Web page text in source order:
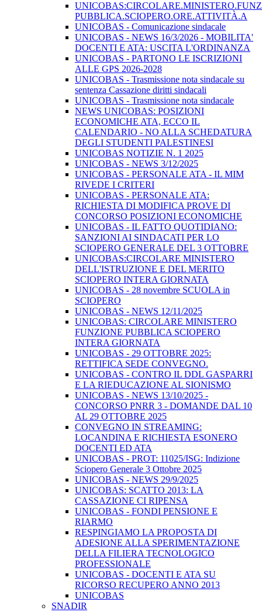
PUBBLICA.SCIOPERO.ORE.ATTIVITÀ.A
UNICOBAS - Comunicazione sindacale
UNICOBAS - NEWS 16/3/2026 - MOBILITA'
DOCENTI E ATA: USCITA L'ORDINANZA
UNICOBAS - PARTONO LE ISCRIZIONI
ALLE GPS 2026-2028
UNICOBAS - Trasmissione nota sindacale su
sentenza Cassazione diritti sindacali
UNICOBAS - Trasmissione nota sindacale
NEWS UNICOBAS: POSIZIONI
ECONOMICHE ATA, ECCO IL
CALENDARIO - NO ALLA SCHEDATURA
DEGLI STUDENTI PALESTINESI
UNICOBAS NOTIZIE N. 1 2025
UNICOBAS - NEWS 3/12/2025
UNICOBAS - PERSONALE ATA - IL MIM
RIVEDE I CRITERI
UNICOBAS - PERSONALE ATA:
RICHIESTA DI MODIFICA PROVE DI
CONCORSO POSIZIONI ECONOMICHE
UNICOBAS - IL FATTO QUOTIDIANO:
SANZIONI AI SINDACATI PER LO
SCIOPERO GENERALE DEL 3 OTTOBRE
UNICOBAS:CIRCOLARE MINISTERO
DELL'ISTRUZIONE E DEL MERITO
SCIOPERO INTERA GIORNATA
UNICOBAS - 28 novembre SCUOLA in
SCIOPERO
UNICOBAS - NEWS 12/11/2025
UNICOBAS: CIRCOLARE MINISTERO
FUNZIONE PUBBLICA SCIOPERO
INTERA GIORNATA
UNICOBAS - 29 OTTOBRE 2025:
RETTIFICA SEDE CONVEGNO.
UNICOBAS - CONTRO IL DDL GASPARRI
E LA RIEDUCAZIONE AL SIONISMO
UNICOBAS - NEWS 13/10/2025 -
CONCORSO PNRR 3 - DOMANDE DAL 10
AL 29 OTTOBRE 2025
CONVEGNO IN STREAMING:
LOCANDINA E RICHIESTA ESONERO
DOCENTI ED ATA
UNICOBAS - PROT: 11025/ISG: Indizione
Sciopero Generale 3 Ottobre 2025
UNICOBAS - NEWS 29/9/2025
UNICOBAS: SCATTO 2013: LA
CASSAZIONE CI RIPENSA
UNICOBAS - FONDI PENSIONE E
RIARMO
RESPINGIAMO LA PROPOSTA DI
ADESIONE ALLA SPERIMENTAZIONE
DELLA FILIERA TECNOLOGICO
PROFESSIONALE
UNICOBAS - DOCENTI E ATA SU
RICORSO RECUPERO ANNO 2013
UNICOBAS
SNADIR